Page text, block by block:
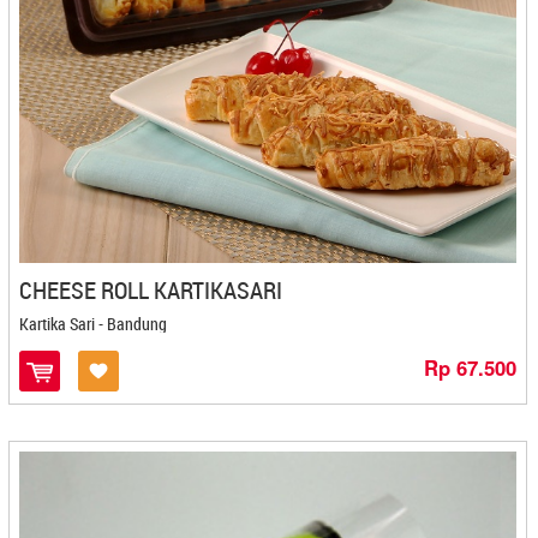
Bakpia Binjai Ibu Aida - Stabat
Bakpia Citra - Yogyakarta
Bakpia Djava - Yogyakarta
Bakpia Gagah - Kediri
Bakpia Kedaton - Yogyakarta
Bakpia Kencana - Yogyakarta
Bakpia Kukus Tugu Jogja Titiko
Bakpia Kukus Tugu Jogja Titiko - Yogyakarta
Bakpia Madania - Yogyakarta
Bakpia Merlino - Yogyakarta
Bakpia Pathok Mutiara - Yogyakarta
Bakpia Patuk 75 - Yogyakarta
Bakpiaku - Yogyakarta
CHEESE ROLL KARTIKASARI
Kartika Sari - Bandung
Rp 67.500